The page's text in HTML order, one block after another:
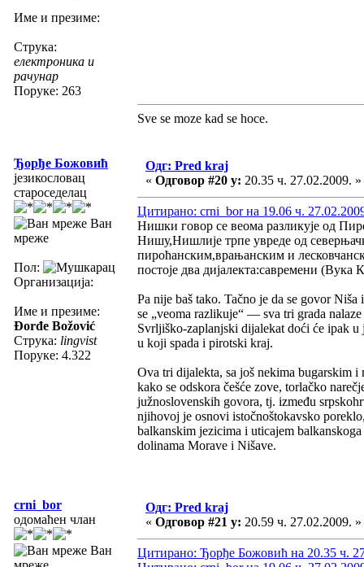
Име и презиме:
Струка:
електроника и
рачунар
Поруке: 263
Sve se moze kad se hoce.
Ђорђе Божовић
језикословац
староседелац
Ван
мреже
Пол:
Организација:
Име и презиме:
Đorđe Božović
Струка: lingvist
Поруке: 4.322
Одг: Pred kraj
« Одговор #20 у: 20.35 ч. 27.02.2009. »
Цитирано: crni_bor на 19.06 ч.
Нишки говор се веома разликује од
Нишу,Нишлије трпе увреде од
пироћанским,врањанским и
постоје два дијалекта:савремени
Pa nije baš tako. Tačno je da se govor
se „veoma razlikuje“ — sva tri grada
Svrljiško-zaplanjski dijalekat doći će ipak
u koji spada i pirotski kraj.
Ova tri dijalekta, sa još nekima bugarskim
kako se odskora češće zove, torlačko
južnoslovenskih govora, tj. između
njihovoj je osnovi istočnoštokavsko
balkanskim jezicima i uticajem
dolinama Morave i Nišave.
crni_bor
одомаћен члан
Ван
Одг: Pred kraj
« Одговор #21 у: 20.59 ч. 27.02.2009. »
Цитирано: Ђорђе Божовић на 20.35 ч.